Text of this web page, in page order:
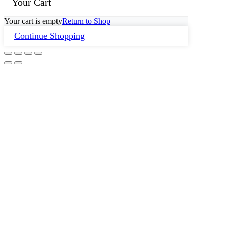
Your cart is emptyReturn to Shop
Continue Shopping